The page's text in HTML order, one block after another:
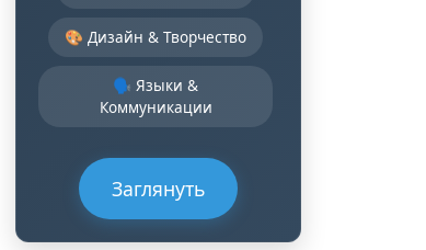
🎨 Дизайн & Творчество
🗣️ Языки &
Коммуникации
Заглянуть